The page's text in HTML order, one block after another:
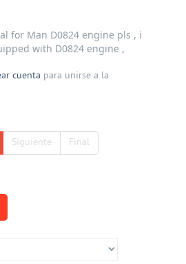
for Man D0824 engine pls , i
with D0824 engine ,
cuenta para unirse a la
Siguiente Final